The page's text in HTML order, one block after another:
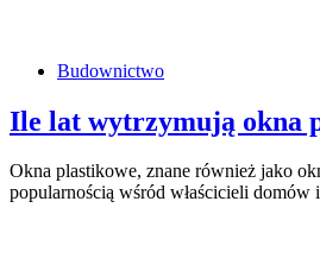
Budownictwo
Ile lat wytrzymują okna
Okna plastikowe, znane również jako
popularnością wśród właścicieli